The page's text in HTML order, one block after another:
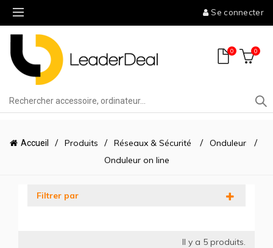
Se connecter
0 0
Accueil Produits Réseaux & Sécurité
Onduleur
Onduleur on line
Filtrer par
Il y a 5 produits.